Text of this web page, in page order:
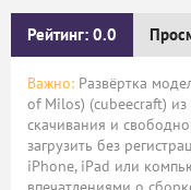
Рейтинг: 0.0
Важно: Развёртка
of Milos) (cubeecraft) из
скачивания и
загрузить без
iPhone, iPad или